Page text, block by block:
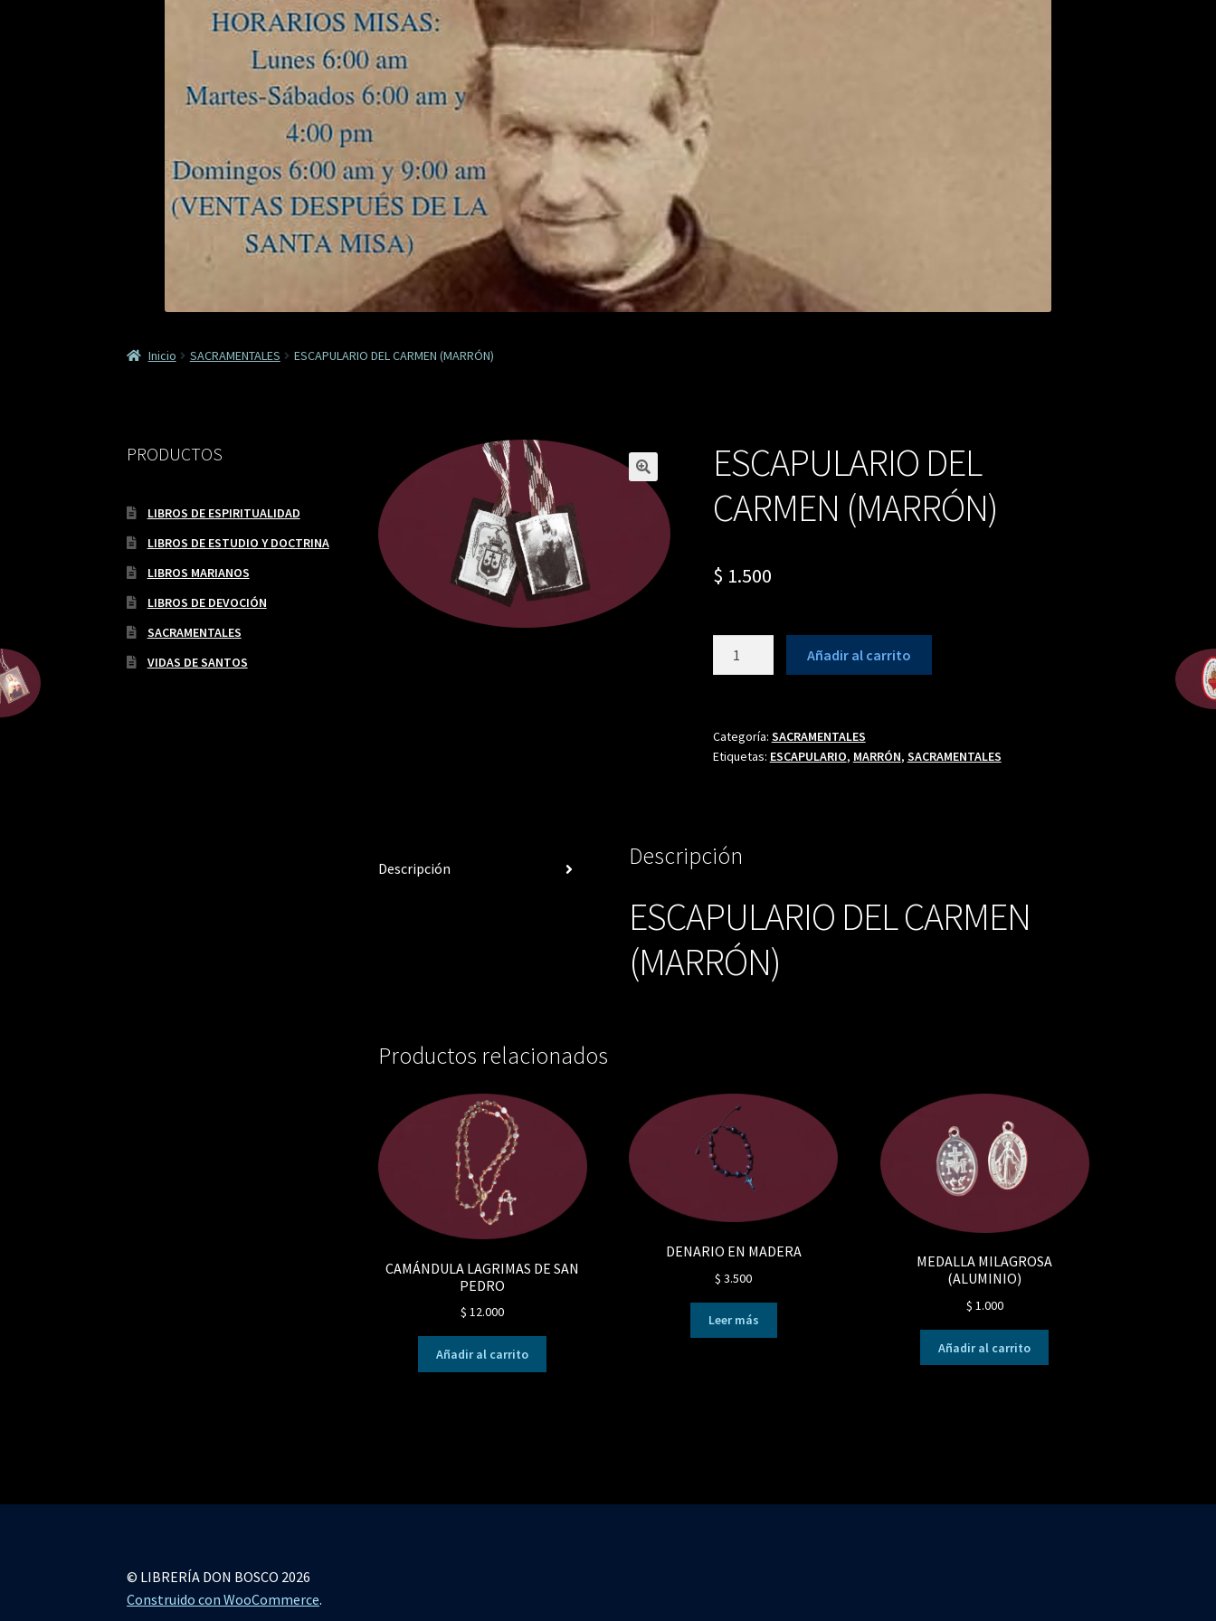
Inicio SACRAMENTALES ESCAPULARIO DEL CARMEN (MARRÓN)
ESCAPULARIO DEL
CARMEN (MARRÓN)
$ 1.500
cantidad
Añadir al carrito
Categoría: SACRAMENTALES
Etiquetas: ESCAPULARIO, MARRÓN, SACRAMENTALES
Descripción Descripción
ESCAPULARIO DEL CARMEN
(MARRÓN)
Productos relacionados
CAMÁNDULA LAGRIMAS DE SAN
PEDRO
$ 12.000
Añadir al carrito
DENARIO EN MADERA
$ 3.500
Leer más
MEDALLA MILAGROSA
(ALUMINIO)
$ 1.000
Añadir al carrito
PRODUCTOS
LIBROS DE ESPIRITUALIDAD
LIBROS DE ESTUDIO Y DOCTRINA
LIBROS MARIANOS
LIBROS DE DEVOCIÓN
SACRAMENTALES
VIDAS DE SANTOS
© LIBRERÍA DON BOSCO 2026
Construido con WooCommerce.